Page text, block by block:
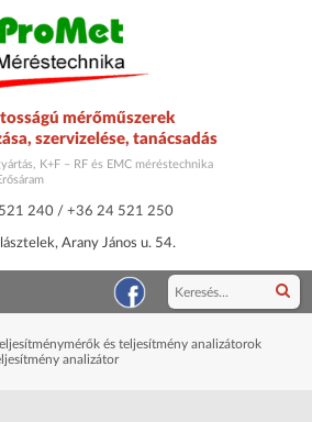
mérőműszerek
szervizelése, tanácsadás
K+F – RF és EMC méréstechnika
240 /+36 24 521 250
Arany János u. 54.
és teljesítmény analizátorok
analizátor